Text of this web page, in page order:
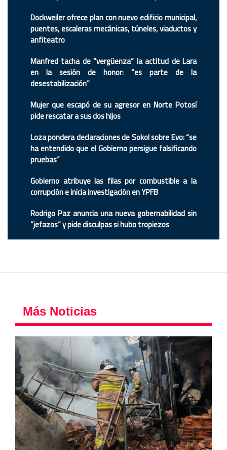
Dockweiler ofrece plan con nuevo edificio municipal,
puentes, escaleras mecánicas, túneles, viaductos y
anfiteatro
Manfred tacha de “vergüenza” la actitud de Lara
en la sesión de honor: “es parte de la
desestabilización”
Mujer que escapó de su agresor en Norte Potosí
pide rescatar a sus dos hijos
Loza pondera declaraciones de Sokol sobre Evo: “se
ha entendido que el Gobierno persigue falsificando
pruebas”
Gobierno atribuye las filas por combustible a la
corrupción e inicia investigación en YPFB
Rodrigo Paz anuncia una nueva gobernabilidad sin
“jefazos” y pide disculpas si hubo tropiezos
Más Noticias